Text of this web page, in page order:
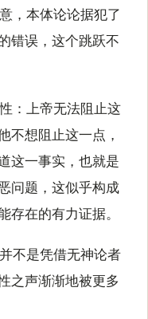
，本体论论据犯了
错误，这个跳跃不
：上帝无法阻止这
不想阻止这一点，
这一事实，也就是
问题，这似乎构成
在的有力证据。
不是凭借无神论者
之声渐渐地被更多